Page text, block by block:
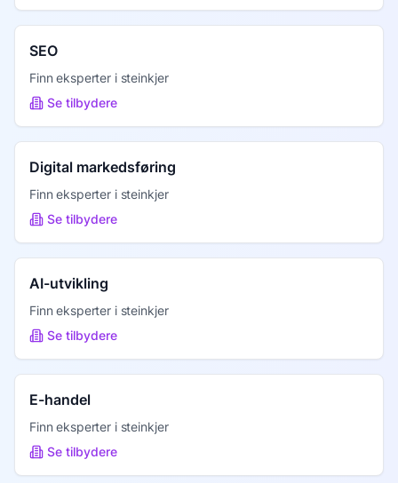
SEO
Finn eksperter i steinkjer
Se tilbydere
Digital markedsføring
Finn eksperter i steinkjer
Se tilbydere
AI-utvikling
Finn eksperter i steinkjer
Se tilbydere
E-handel
Finn eksperter i steinkjer
Se tilbydere